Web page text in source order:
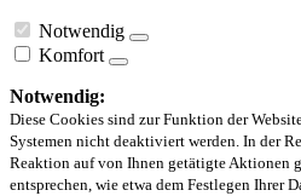
Notwendig
Komfort
Notwendig:
Diese Cookies sind zur Funktion der
Systemen nicht deaktiviert werden. In der
Reaktion auf von Ihnen getätigte Aktionen
entsprechen, wie etwa dem Festlegen Ihrer